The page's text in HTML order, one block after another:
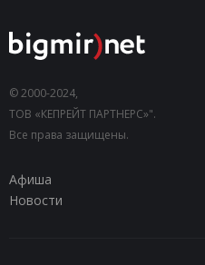
© 2000-2024,
ТОВ «КЕПРЕЙТ ПАРТНЕРС»".
Все права защищены.
Афиша
Новости